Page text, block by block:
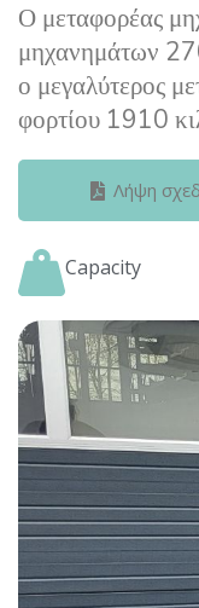
Ο μεταφορέας
μηχανημάτων
ο μεγαλύτερος
φορτίου 1910
Λήψη
Capacity